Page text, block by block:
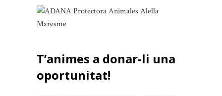
T’animes a donar-li una
oportunitat!